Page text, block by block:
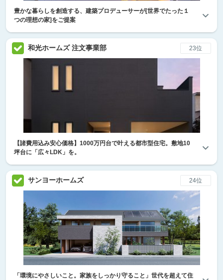
豊かな暮らしを創造する、建築プロデューサーが[世界でたった１
つの理想の家]をご提案
和光ホームズ 注文事業部 23位
【諸費用込み安心価格】1000万円台で叶える都市型住宅。敷地10
坪台に「広々LDK」を。
サンヨーホームズ 24位
「環境にやさしいこと。家族をしっかり守ること」世代を超えて住